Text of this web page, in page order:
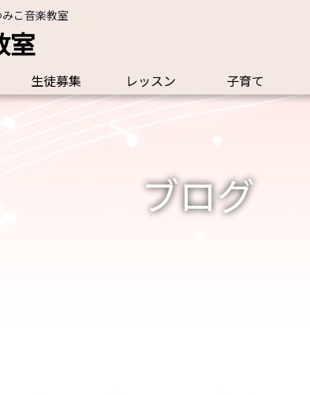
こ音楽教室
室
生徒募集 レッスン 子育て
ブログ